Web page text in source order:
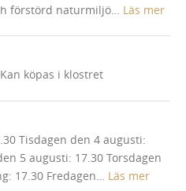
förstörd naturmiljö… Läs mer:
köpas i klostret
Tisdagen den 4 augusti:
5 augusti: 17.30 Torsdagen
17.30 Fredagen… Läs mer: